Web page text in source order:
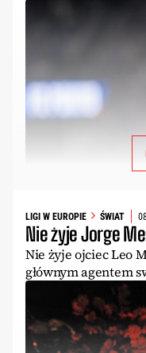
LIGI W EUROPIE ŚWIAT
Nie żyje Jorge
Nie żyje ojciec Leo
głównym agentem